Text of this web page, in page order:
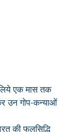
एक मास तक
उन गोप-कन्याओं
की फलसिद्धि